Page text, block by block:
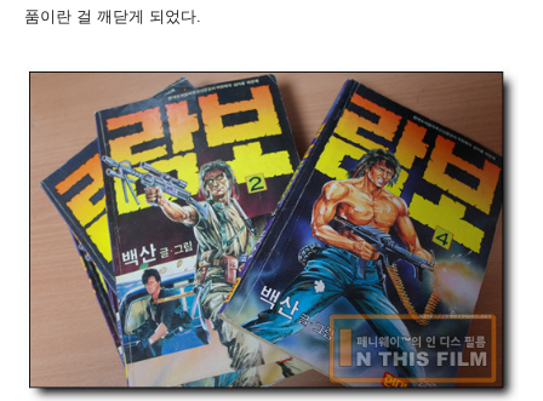
품이란 걸 깨닫게 되었다.